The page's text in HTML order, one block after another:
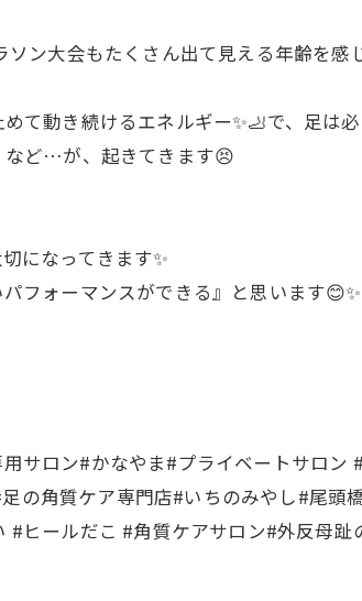
ン大会もたくさん出て見える年齢を
て動き続けるエネルギー✨🦶で、足は
など…が、起きてきます😣
になってきます✨
フォーマンスができる』と思います😊✨
サロン#かなやま#プライベートサロ
の角質ケア専門店#いちのみやし#尾
ヒールだこ #角質ケアサロン#外反母